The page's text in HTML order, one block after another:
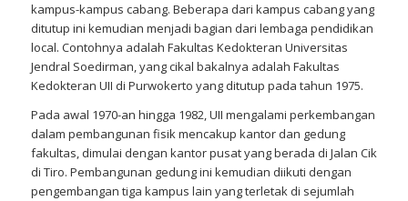
kampus-kampus cabang. Beberapa dari kampus cabang yang
ditutup ini kemudian menjadi bagian dari lembaga pendidikan
local. Contohnya adalah Fakultas Kedokteran Universitas
Jendral Soedirman, yang cikal bakalnya adalah Fakultas
Kedokteran UII di Purwokerto yang ditutup pada tahun 1975.
Pada awal 1970-an hingga 1982, UII mengalami perkembangan
dalam pembangunan fisik mencakup kantor dan gedung
fakultas, dimulai dengan kantor pusat yang berada di Jalan Cik
di Tiro. Pembangunan gedung ini kemudian diikuti dengan
pengembangan tiga kampus lain yang terletak di sejumlah